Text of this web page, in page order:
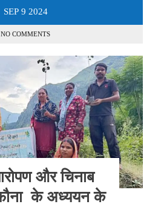
SEP 9 2024
NO COMMENTS
और चिनाब
के अध्ययन के